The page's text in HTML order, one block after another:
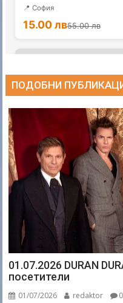
ПОДОБНИ
01.07.2026 DURAN
посетители
01/07/2026 redaktor 0